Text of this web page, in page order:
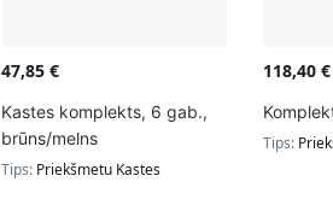
47,85€
Kastes komplekts, 6 gab.,
brūns/melns
Tips: Priekšmetu Kastes
118,40 €
Tips: